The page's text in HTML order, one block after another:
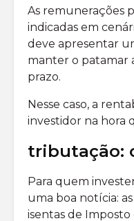
As remunerações
indicadas em
deve apresentar
manter o patamar
prazo.
Nesse caso, a
investidor na hora
tributação:
Para quem
uma boa notícia:
isentas de Imposto